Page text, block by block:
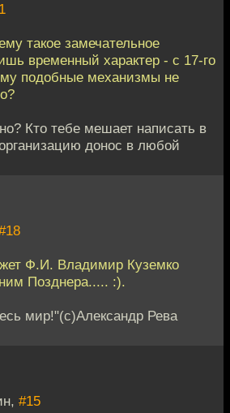
такое замечательное
временный характер - с 17-го
подобные механизмы не
Кто тебе мешает написать в
донос в любой
Ф.И. Владимир Куземко
Позднера..... :).
мир!"(с)Александр Рева
#15